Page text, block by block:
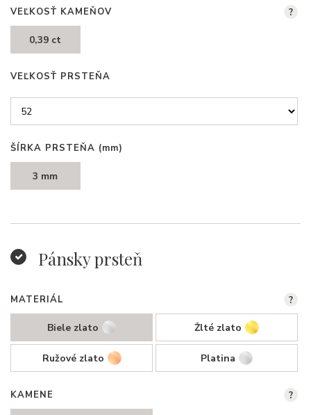
VEĽKOSŤ KAMEŇOV
0,39 ct
?
VEĽKOSŤ PRSTEŇA
ŠÍRKA PRSTEŇA (mm)
3 mm
Pánsky prsteň
MATERIÁL
Biele zlato Žlté zlato
Ružové zlato Platina
?
KAMENE ?